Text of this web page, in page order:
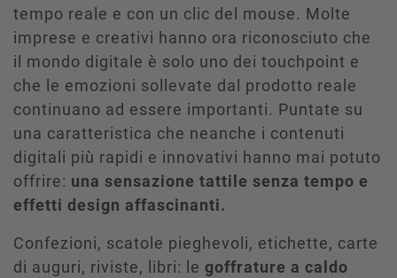
tempo reale e con un clic del mouse. Molte
imprese e creativi hanno ora riconosciuto che
il mondo digitale è solo uno dei touchpoint e
che le emozioni sollevate dal prodotto reale
continuano ad essere importanti. Puntate su
una caratteristica che neanche i contenuti
digitali più rapidi e innovativi hanno mai potuto
offrire: una sensazione tattile senza tempo e
effetti design affascinanti.
Confezioni, scatole pieghevoli, etichette, carte
di auguri, riviste, libri: le goffrature a caldo